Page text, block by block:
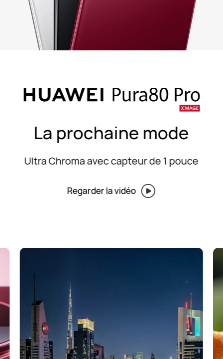
La prochaine mode
Ultra Chroma avec capteur de 1 pouce
Regarder la vidéo